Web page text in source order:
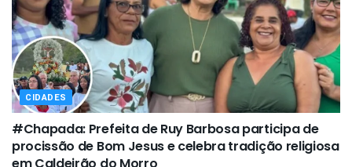
CIDADES
#Chapada: Prefeita de Ruy Barbosa participa de
procissão de Bom Jesus e celebra tradição religiosa